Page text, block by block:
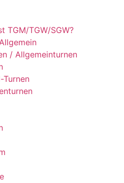
TGM/TGW/SGW?
/ Allgemeinturnen
Turnen